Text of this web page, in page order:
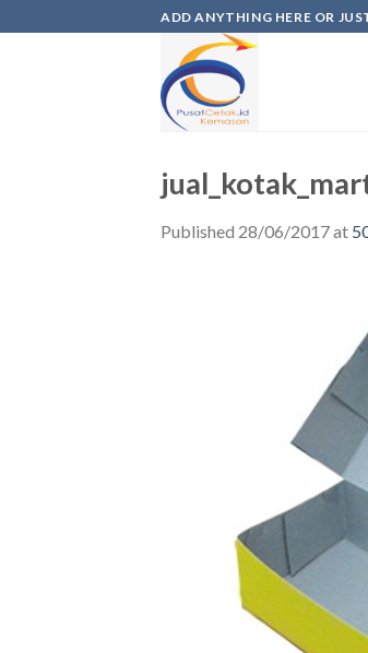
ADD ANYTHING HERE OR
Published 28/06/2017at